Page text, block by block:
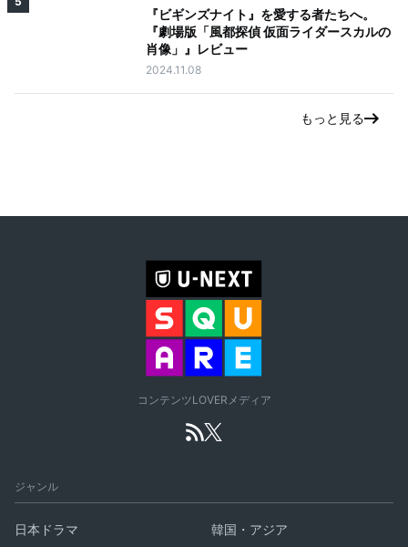
『ビギンズナイト』を愛する者たちへ。
『劇場版「風都探偵 仮面ライダースカルの
肖像」』レビュー
2024.11.08
もっと見る
コンテンツLOVERメディア
ジャンル
日本ドラマ
韓国・アジア